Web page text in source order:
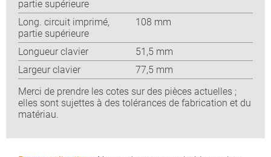
partie supérieure
Long. circuit imprimé,
partie supérieure
108 mm
Longueur clavier
51,5 mm
Largeur clavier
77,5 mm
Merci de prendre les cotes sur des pièces actuelles ;
elles sont sujettes à des tolérances de fabrication et du
matériau.